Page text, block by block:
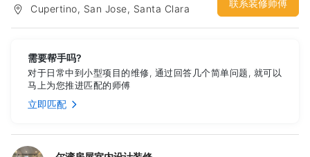
Cupertino, San Jose, Santa Clara
联系装修师傅
需要帮手吗?
对于日常中到小型项目的维修, 通过回答几个简单问题, 就可以
马上为您推进匹配的师傅
立即匹配